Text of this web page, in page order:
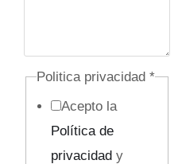
n Politica privacidad *
Acepto la
Política de
privacidady